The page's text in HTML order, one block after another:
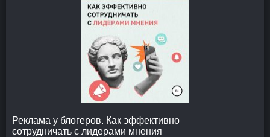
Реклама у блогеров. Как эффективно
сотрудничать с лидерами мнения